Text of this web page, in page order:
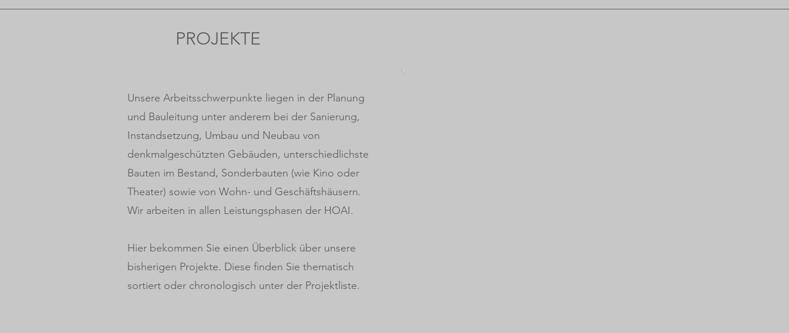
PROJEKTE
Unsere Arbeitsschwerpunkte liegen in der Planung
und Bauleitung unter anderem bei der Sanierung,
Instandsetzung, Umbau und Neubau von
denkmalgeschützten Gebäuden, unterschiedlichste
Bauten im Bestand, Sonderbauten (wie Kino oder
Theater) sowie von Wohn- und Geschäftshäusern.
Wir arbeiten in allen Leistungsphasen der HOAI.
Hier bekommen Sie einen Überblick über unsere
bisherigen Projekte. Diese finden Sie thematisch
sortiert oder chronologisch unter der Projektliste.